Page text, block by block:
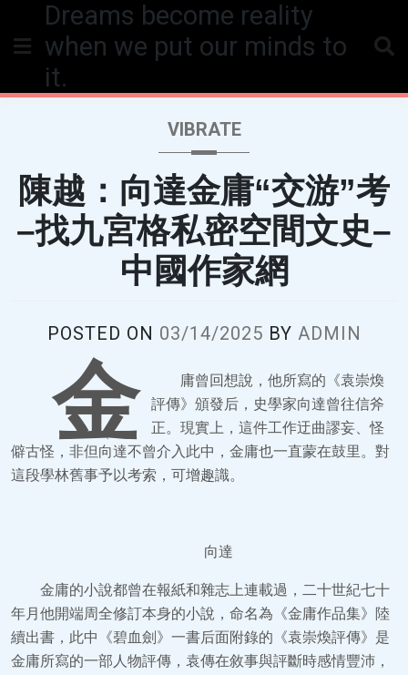
content
Dreams become reality
when we put our minds to
it.
VIBRATE
陳越：向達金庸“交游”考
–找九宮格私密空間文史–
中國作家網
POSTED ON 03/14/2025 BY ADMIN
金
庸曾回想說，他所寫的《袁崇煥
評傳》頒發后，史學家向達曾往信斧
正。現實上，這件工作迂曲謬妄、怪
僻古怪，非但向達不曾介入此中，金庸也一直蒙在鼓里。對
這段學林舊事予以考索，可增趣識。
向達
金庸的小說都曾在報紙和雜志上連載過，二十世紀七十
年月他開端周全修訂本身的小說，命名為《金庸作品集》陸
續出書，此中《碧血劍》一書后面附錄的《袁崇煥評傳》是
金庸所寫的一部人物評傳，袁傳在敘事與評斷時感情豐沛，